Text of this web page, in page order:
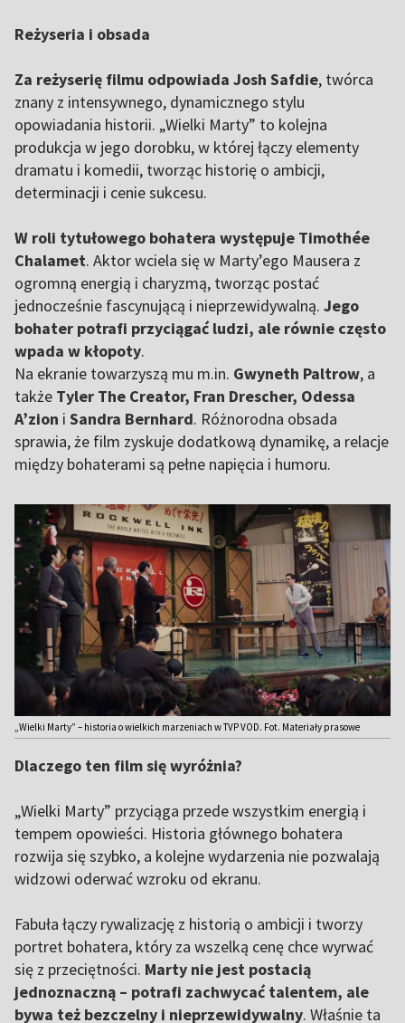
Reżyseria i obsada
Za reżyserię filmu odpowiada Josh Safdie, twórca
znany z intensywnego, dynamicznego stylu
opowiadania historii. „Wielki Marty” to kolejna
produkcja w jego dorobku, w której łączy elementy
dramatu i komedii, tworząc historię o ambicji,
determinacji i cenie sukcesu.
W roli tytułowego bohatera występuje Timothée
Chalamet. Aktor wciela się w Marty’ego Mausera z
ogromną energią i charyzmą, tworząc postać
jednocześnie fascynującą i nieprzewidywalną. Jego
bohater potrafi przyciągać ludzi, ale równie często
wpada w kłopoty.
Na ekranie towarzyszą mu m.in. Gwyneth Paltrow, a
także Tyler The Creator, Fran Drescher, Odessa
A’zion i Sandra Bernhard. Różnorodna obsada
sprawia, że film zyskuje dodatkową dynamikę, a relacje
między bohaterami są pełne napięcia i humoru.
„Wielki Marty” – historia o wielkich marzeniach w TVP VOD. Fot. Materiały prasowe
Dlaczego ten film się wyróżnia?
„Wielki Marty” przyciąga przede wszystkim energią i
tempem opowieści. Historia głównego bohatera
rozwija się szybko, a kolejne wydarzenia nie pozwalają
widzowi oderwać wzroku od ekranu.
Fabuła łączy rywalizację z historią o ambicji i tworzy
portret bohatera, który za wszelką cenę chce wyrwać
się z przeciętności. Marty nie jest postacią
jednoznaczną – potrafi zachwycać talentem, ale
bywa też bezczelny i nieprzewidywalny. Właśnie ta